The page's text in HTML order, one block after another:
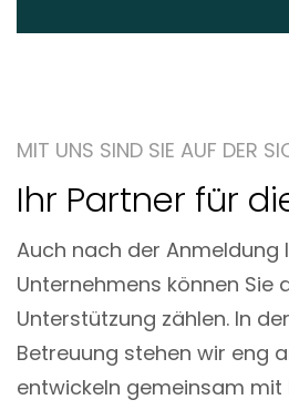
MIT UNS SIND SIE AUF DER
Ihr Partner für
Auch nach der Anmeldung
Unternehmens können Sie
Unterstützung zählen. In
Betreuung stehen wir eng
entwickeln gemeinsam mit